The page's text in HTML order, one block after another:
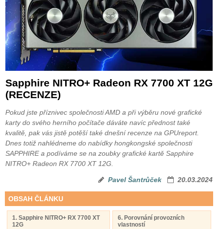
Sapphire NITRO+ Radeon RX 7700 XT 12G
(RECENZE)
Pokud jste příznivec společnosti AMD a při výběru nové grafické
karty do svého herního počítače dáváte navíc přednost také
kvalitě, pak vás jistě potěší také dnešní recenze na GPUreport.
Dnes totiž nahlédneme do nabídky hongkongské společnosti
SAPPHIRE a podíváme se na zoubky grafické kartě Sapphire
NITRO+ Radeon RX 7700 XT 12G.
Pavel Šantrůček 20.03.2024
OBSAH ČLÁNKU
1. Sapphire NITRO+ RX 7700 XT
12G
6. Porovnání provozních
vlastností